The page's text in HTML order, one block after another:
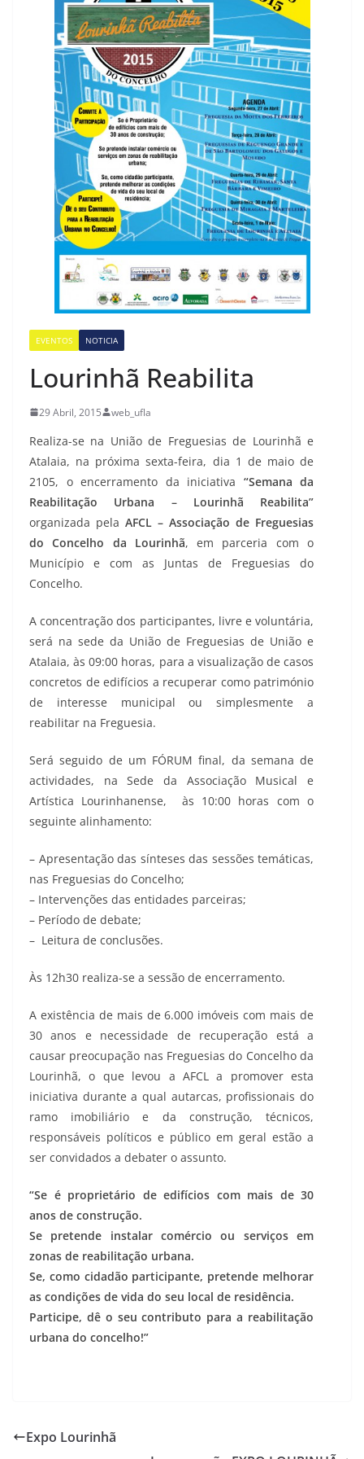
EVENTOS NOTICIA
Lourinhã Reabilita
29 Abril, 2015 web_ufla
Realiza-se na União de Freguesias de Lourinhã e
Atalaia, na próxima sexta-feira, dia 1 de maio de
2105, o encerramento da iniciativa “Semana da
Reabilitação Urbana – Lourinhã Reabilita”
organizada pela AFCL – Associação de Freguesias
do Concelho da Lourinhã, em parceria com o
Município e com as Juntas de Freguesias do
Concelho.
A concentração dos participantes, livre e voluntária,
será na sede da União de Freguesias de União e
Atalaia, às 09:00 horas, para a visualização de casos
concretos de edifícios a recuperar como património
de interesse municipal ou simplesmente a
reabilitar na Freguesia.
Será seguido de um FÓRUM final, da semana de
actividades, na Sede da Associação Musical e
Artística Lourinhanense, às 10:00 horas com o
seguinte alinhamento:
– Apresentação das sínteses das sessões temáticas,
nas Freguesias do Concelho;
– Intervenções das entidades parceiras;
– Período de debate;
– Leitura de conclusões.
Às 12h30 realiza-se a sessão de encerramento.
A existência de mais de 6.000 imóveis com mais de
30 anos e necessidade de recuperação está a
causar preocupação nas Freguesias do Concelho da
Lourinhã, o que levou a AFCL a promover esta
iniciativa durante a qual autarcas, profissionais do
ramo imobiliário e da construção, técnicos,
responsáveis políticos e público em geral estão a
ser convidados a debater o assunto.
“Se é proprietário de edifícios com mais de 30
anos de construção.
Se pretende instalar comércio ou serviços em
zonas de reabilitação urbana.
Se, como cidadão participante, pretende melhorar
as condições de vida do seu local de residência.
Participe, dê o seu contributo para a reabilitação
urbana do concelho!”
Expo Lourinhã